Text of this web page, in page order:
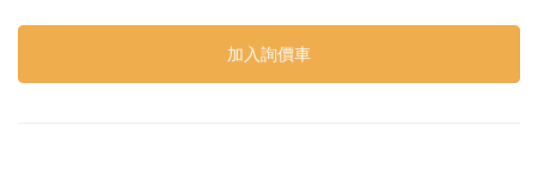
加入詢價車